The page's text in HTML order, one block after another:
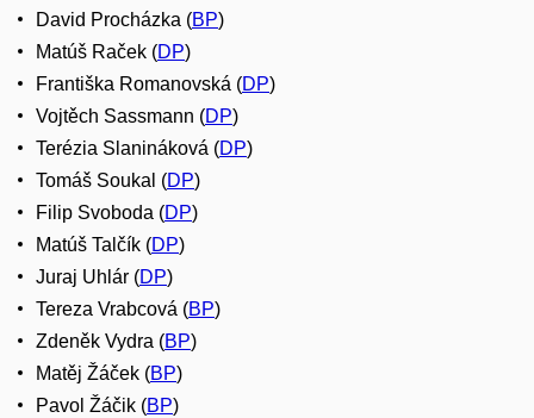
David Procházka (BP)
Matúš Raček (DP)
Františka Romanovská (DP)
Vojtěch Sassmann (DP)
Terézia Slanináková (DP)
Tomáš Soukal (DP)
Filip Svoboda (DP)
Matúš Talčík (DP)
Juraj Uhlár (DP)
Tereza Vrabcová (BP)
Zdeněk Vydra (BP)
Matěj Žáček (BP)
Pavol Žáčik (BP)